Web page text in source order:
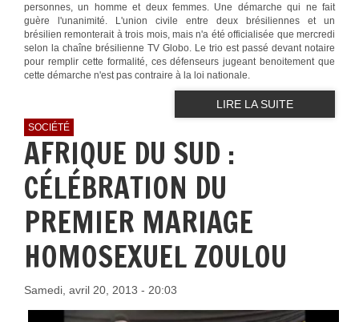
personnes, un homme et deux femmes. Une démarche qui ne fait
guère l'unanimité. L'union civile entre deux brésiliennes et un
brésilien remonterait à trois mois, mais n'a été officialisée que mercredi
selon la chaîne brésilienne TV Globo. Le trio est passé devant notaire
pour remplir cette formalité, ces défenseurs jugeant benoitement que
cette démarche n'est pas contraire à la loi nationale.
LIRE LA SUITE
SOCIÉTÉ
AFRIQUE DU SUD :
CÉLÉBRATION DU
PREMIER MARIAGE
HOMOSEXUEL ZOULOU
Samedi, avril 20, 2013 - 20:03